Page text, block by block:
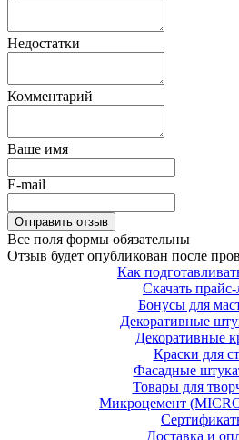
Недостатки
Комментарий
Ваше имя
E-mail
Все поля формы обязательны
Отзыв будет опубликован после
Как
Скачать прайс-
Бонусы для
Декоративные
Декоративные
Краски для
Фасадные
Товары для
Микроцемент
Доставка и